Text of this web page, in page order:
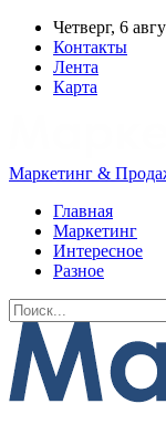
Четверг, 6
Контакты
Лента
Карта
Маркетинг &
Главная
Маркетинг
Интересное
Разное